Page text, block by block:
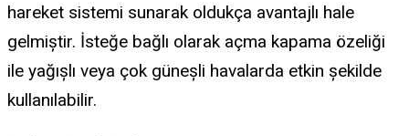
hareket sistemi sunarak oldukça avantajlı hale
gelmiştir. İsteğe bağlı olarak açma kapama özeliği
ile yağışlı veya çok güneşli havalarda etkin şekilde
kullanılabilir.